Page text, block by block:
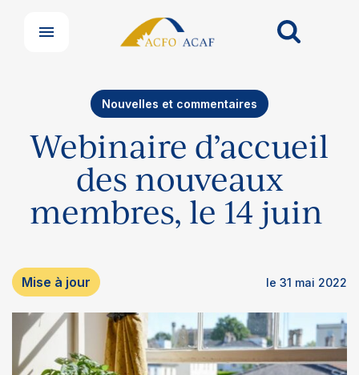
Nouvelles et commentaires
Webinaire d’accueil
des nouveaux
membres, le 14 juin
Mise à jour le 31 mai 2022